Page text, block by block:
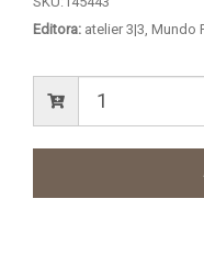
Editora: atelier 3|3, Mundo